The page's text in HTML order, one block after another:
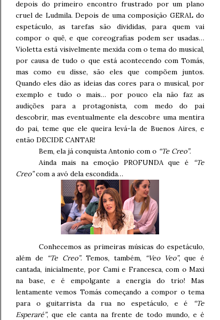
depois do primeiro encontro frustrado por um plano
cruel de Ludmila. Depois de uma composição GERAL do
espetáculo, as tarefas são divididas, para quem vai
compor o quê, e que coreografias podem ser usadas…
Violetta está visivelmente mexida com o tema do musical,
por causa de tudo o que está acontecendo com Tomás,
mas como eu disse, são eles que compõem juntos.
Quando eles dão as ideias das cores para o musical, por
exemplo e tudo o mais… por pouco ela não faz as
audições para a protagonista, com medo do pai
descobrir, mas eventualmente ela descobre uma mentira
do pai, teme que ele queira levá-la de Buenos Aires, e
então DECIDE CANTAR!
Bem, ela já conquista Antonio com o “Te Creo”.
Ainda mais na emoção PROFUNDA que é
“Te
Creo”com a avó dela escondida…
Conhecemos as primeiras músicas do espetáculo,
além de “Te Creo”. Temos, também, “Veo Veo”, que é
cantada, inicialmente, por Cami e Francesca, com o Maxi
na base, e é empolgante a energia do trio! Mas
lentamente vemos Tomás começando a compor o tema
para o guitarrista da rua no espetáculo, e é
“Te
Esperaré”, que ele canta na frente de todo mundo, e é